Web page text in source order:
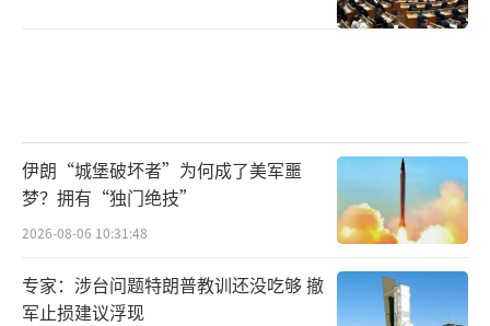
伊朗“城堡破坏者”为何成了美军噩
梦？拥有“独门绝技”
2026-08-06 10:31:48
专家：涉台问题特朗普教训还没吃够 撤
军止损建议浮现